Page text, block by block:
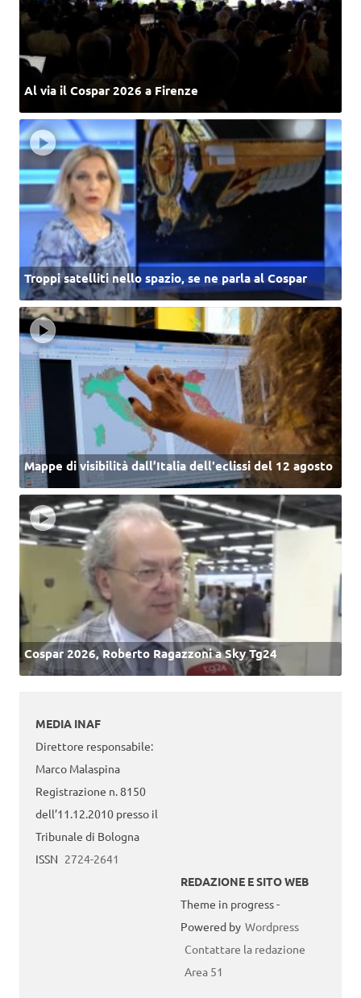
Al via il Cospar 2026 a Firenze
Troppi satelliti nello spazio, se ne parla al Cospar
Mappe di visibilità dall’Italia dell'eclissi del 12 agosto
Cospar 2026, Roberto Ragazzoni a Sky Tg24
MEDIA INAF
Direttore responsabile:
Marco Malaspina
Registrazione n. 8150
dell’11.12.2010 presso il
Tribunale di Bologna
ISSN 2724-2641
REDAZIONE E SITO WEB
Theme in progress -
Powered by Wordpress
Contattare la redazione
Area 51